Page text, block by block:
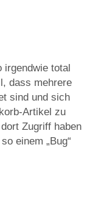
irgendwie total
dass mehrere
sind und sich
Artikel zu
Zugriff haben
einem „Bug“